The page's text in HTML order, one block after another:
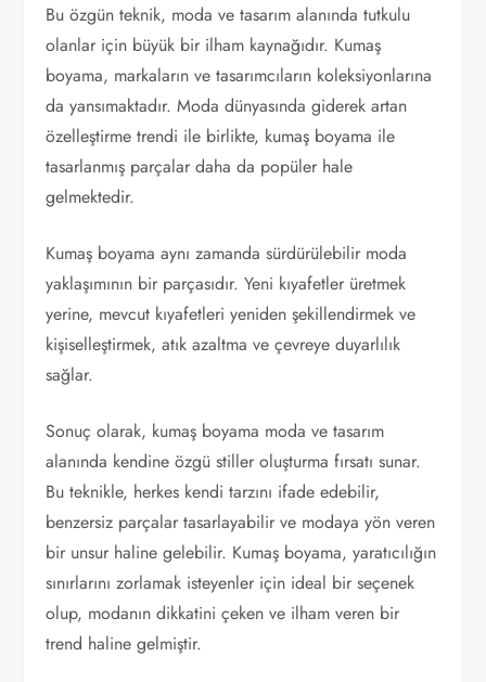
Bu özgün teknik, moda ve tasarım alanında tutkulu
olanlar için büyük bir ilham kaynağıdır. Kumaş
boyama, markaların ve tasarımcıların koleksiyonlarına
da yansımaktadır. Moda dünyasında giderek artan
özelleştirme trendi ile birlikte, kumaş boyama ile
tasarlanmış parçalar daha da popüler hale
gelmektedir.
Kumaş boyama aynı zamanda sürdürülebilir moda
yaklaşımının bir parçasıdır. Yeni kıyafetler üretmek
yerine, mevcut kıyafetleri yeniden şekillendirmek ve
kişiselleştirmek, atık azaltma ve çevreye duyarlılık
sağlar.
Sonuç olarak, kumaş boyama moda ve tasarım
alanında kendine özgü stiller oluşturma fırsatı sunar.
Bu teknikle, herkes kendi tarzını ifade edebilir,
benzersiz parçalar tasarlayabilir ve modaya yön veren
bir unsur haline gelebilir. Kumaş boyama, yaratıcılığın
sınırlarını zorlamak isteyenler için ideal bir seçenek
olup, modanın dikkatini çeken ve ilham veren bir
trend haline gelmiştir.